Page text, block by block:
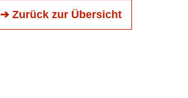
➔ Zurück zur Übersicht